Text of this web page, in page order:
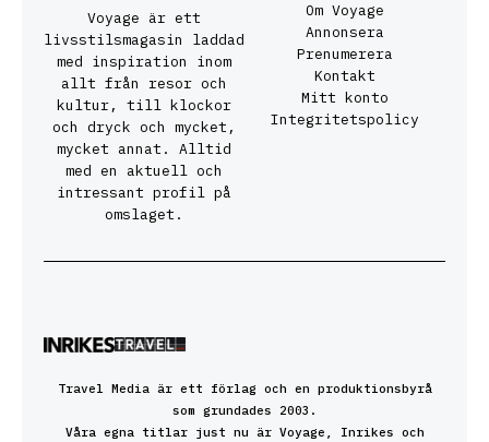
Voyage är ett
livsstilsmagasin laddad
med inspiration inom
allt från resor och
kultur, till klockor
och dryck och mycket,
mycket annat. Alltid
med en aktuell och
intressant profil på
omslaget.
Om Voyage
Annonsera
Prenumerera
Kontakt
Mitt konto
Integritetspolicy
Travel Media är ett förlag och en produktionsbyrå
som grundades 2003.
Våra egna titlar just nu är Voyage, Inrikes och